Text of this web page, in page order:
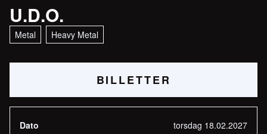
U.D.O.
Metal Heavy Metal
BILLETTER
Dato
torsdag 18.02.2027